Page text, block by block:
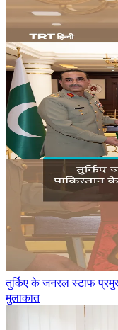
तुर्किए के जनरल स्टाफ
मुलाकात